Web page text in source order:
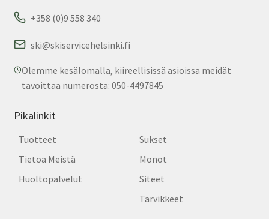
+358 (0)9 558 340
ski@skiservicehelsinki.fi
Olemme kesälomalla, kiireellisissä asioissa meidät
tavoittaa numerosta: 050-4497845
Pikalinkit
Tuotteet
Tietoa Meistä
Huoltopalvelut
Sukset
Monot
Siteet
Tarvikkeet